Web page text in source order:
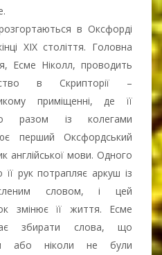
в Оксфорді
XIX століття. Головна
Есме Ніколл, проводить
в Скрипторії –
приміщенні, де її
разом із колегами
перший Оксфордський
англійської мови. Одного
її рук потрапляє аркуш із
словом, і цей
змінює її життя. Есме
збирати слова, що
або ніколи не були